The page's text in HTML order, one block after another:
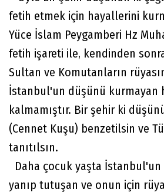
fetih etmek için hayallerini
Yüce İslam Peygamberi Hz
fetih işareti ile, kendinden
Sultan ve Komutanların
İstanbul'un düşünü kurmayan
kalmamıştır. Bir şehir ki
(Cennet Kuşu) benzetilsin ve
tanıtılsın.
Daha çocuk yaşta
yanıp tutuşan ve onun için